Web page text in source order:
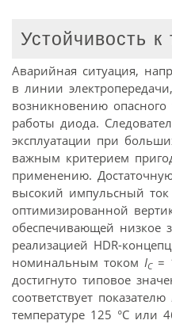
Устойчивость к
Аварийная ситуация,
в линии
возникновению опасного
работы диода.
эксплуатации при
важным критерием
применению.
высокий импульсный
оптимизированной
обеспечивающей низкое
реализацией HDR-
номинальным током IC=
достигнуто типовое
соответствует показателю
температуре 125 °C или